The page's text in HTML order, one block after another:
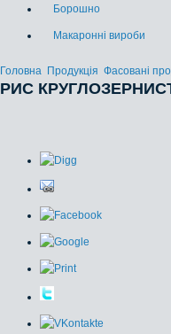
Борошно
Макаронні вироби
Головна Продукція Фасовані
РИС